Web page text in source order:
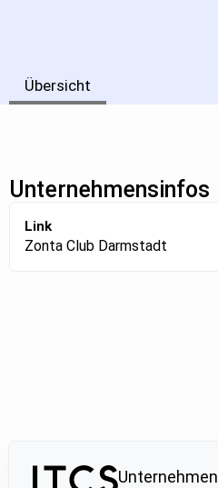
Übersicht
Unternehmensinfos
Link
Zonta Club Darmstadt
Unternehmen